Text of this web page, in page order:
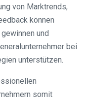
von Marktrends,
können
und
bei
unterstützen.
somit